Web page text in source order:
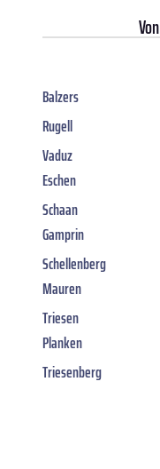
Von
Balzers
Rugell
Vaduz
Eschen
Schaan
Gamprin
Schellenberg
Mauren
Triesen
Planken
Triesenberg